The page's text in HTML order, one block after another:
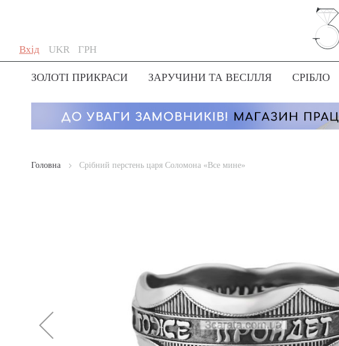
Вхід
Skip
to
Content
Мова
UKR Валюта
ГРН
ЗОЛОТІ ПРИКРАСИ ЗАРУЧИНИ ТА ВЕСІЛЛЯ СРІБЛО
Головна Срібний перстень царя Соломона «Все мине»